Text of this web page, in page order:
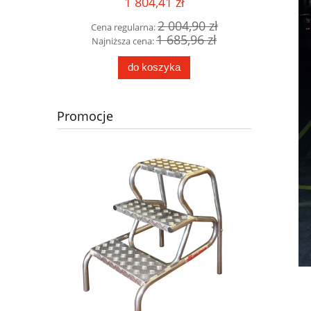
Cena regularna:2 004,90 zł
Najniższa cena:1 685,96 zł
do koszyka
Promocje